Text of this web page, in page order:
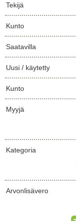
Tekijä
Kunto
Saatavilla
Uusi / käytetty
Kunto
Myyjä
Kategoria
Arvonlisävero